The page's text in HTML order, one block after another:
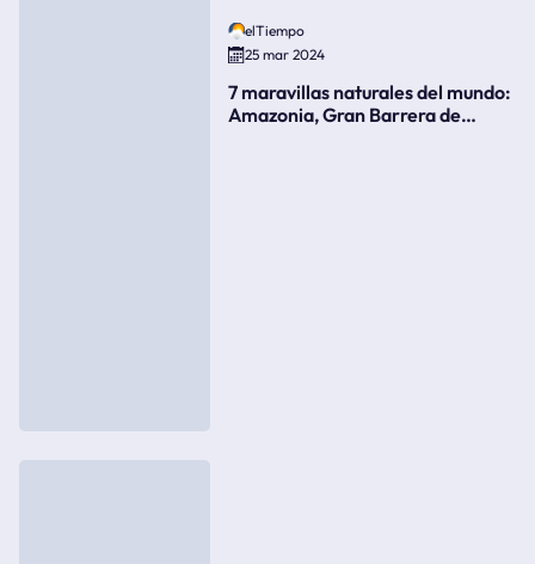
elTiempo
25 mar 2024
7 maravillas naturales del mundo:
Amazonia, Gran Barrera de